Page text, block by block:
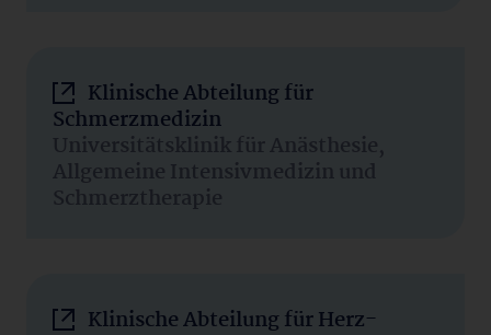
Klinische Abteilung für
Schmerzmedizin
Universitätsklinik für Anästhesie,
Allgemeine Intensivmedizin und
Schmerztherapie
Klinische Abteilung für Herz-